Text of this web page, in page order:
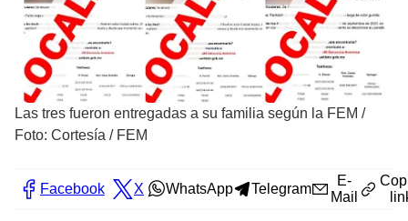
Las tres fueron entregadas a su familia según la FEM /
Foto: Cortesía / FEM
Facebook X WhatsApp Telegram
E-
Mail